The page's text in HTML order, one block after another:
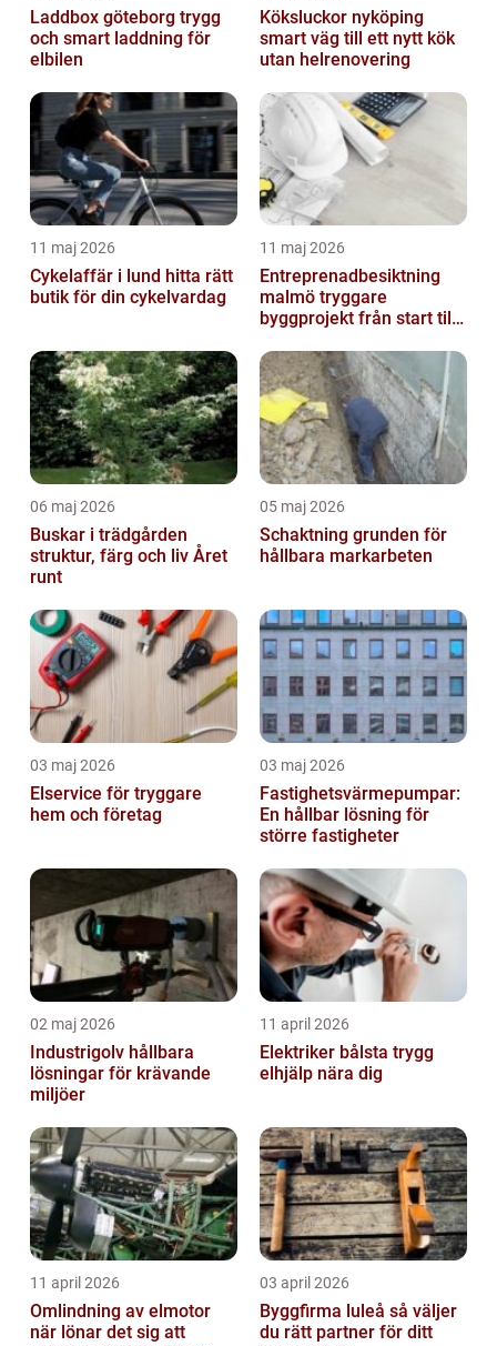
Laddbox göteborg trygg
och smart laddning för
elbilen
Köksluckor nyköping
smart väg till ett nytt kök
utan helrenovering
11 maj 2026
Cykelaffär i lund hitta rätt
butik för din cykelvardag
11 maj 2026
Entreprenadbesiktning
malmö tryggare
byggprojekt från start till
06 maj 2026
Buskar i trädgården
struktur, färg och liv Året
runt
05 maj 2026
Schaktning grunden för
hållbara markarbeten
03 maj 2026
Elservice för tryggare
hem och företag
03 maj 2026
Fastighetsvärmepumpar:
En hållbar lösning för
större fastigheter
02 maj 2026
Industrigolv hållbara
lösningar för krävande
miljöer
11 april 2026
Elektriker bålsta trygg
elhjälp nära dig
11 april 2026
Omlindning av elmotor
när lönar det sig att
03 april 2026
Byggfirma luleå så väljer
du rätt partner för ditt